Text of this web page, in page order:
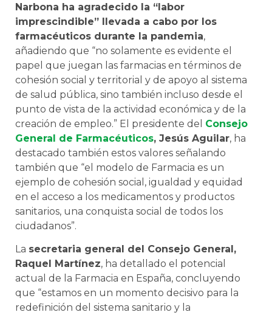
Narbona ha agradecido la “labor
imprescindible” llevada a cabo por los
farmacéuticos durante la pandemia,
añadiendo que “no solamente es evidente el
papel que juegan las farmacias en términos de
cohesión social y territorial y de apoyo al sistema
de salud pública, sino también incluso desde el
punto de vista de la actividad económica y de la
creación de empleo.” El presidente del Consejo
General de Farmacéuticos, Jesús Aguilar, ha
destacado también estos valores señalando
también que “el modelo de Farmacia es un
ejemplo de cohesión social, igualdad y equidad
en el acceso a los medicamentos y productos
sanitarios, una conquista social de todos los
ciudadanos”.
La secretaria general del Consejo General,
Raquel Martínez, ha detallado el potencial
actual de la Farmacia en España, concluyendo
que “estamos en un momento decisivo para la
redefinición del sistema sanitario y la